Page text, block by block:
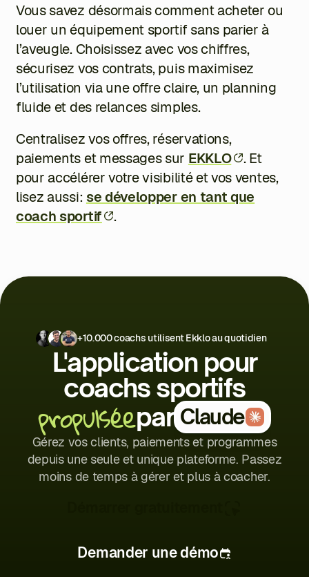
Vous savez désormais comment acheter ou
louer un équipement sportif sans parier à
l’aveugle. Choisissez avec vos chiffres,
sécurisez vos contrats, puis maximisez
l’utilisation via une offre claire, un planning
fluide et des relances simples.
Centralisez vos offres, réservations,
paiements et messages sur EKKLO
. Et
pour accélérer votre visibilité et vos ventes,
lisez aussi:se développer en tant que
coach sportif
.
+10.000 coachs utilisent Ekklo au quotidien
L'application pour
coachs sportifs
propulséepar Claude
Gérez vos clients, paiements et programmes
depuis une seule et unique plateforme. Passez
moins de temps à gérer et plus à coacher.
Demander une démo